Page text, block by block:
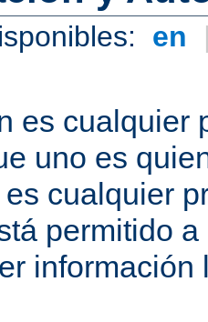
en
es cualquier
uno es
cualquier
permitido
información